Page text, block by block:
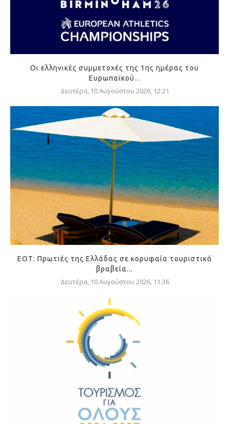
Οι ελληνικές συμμετοχές της 1ης ημέρας του
Ευρωπαϊκού...
Δευτέρα, 10 Αυγούστου 2026, 12:21
ΕΟΤ: Πρωτιές της Ελλάδας σε κορυφαία τουριστικά
βραβεία...
Δευτέρα, 10 Αυγούστου 2026, 11:36